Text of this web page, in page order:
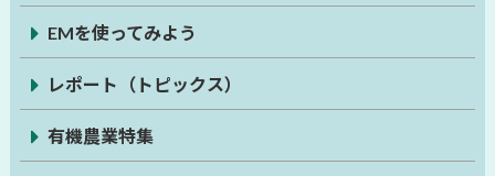
EMを使ってみよう
レポート（トピックス）
有機農業特集